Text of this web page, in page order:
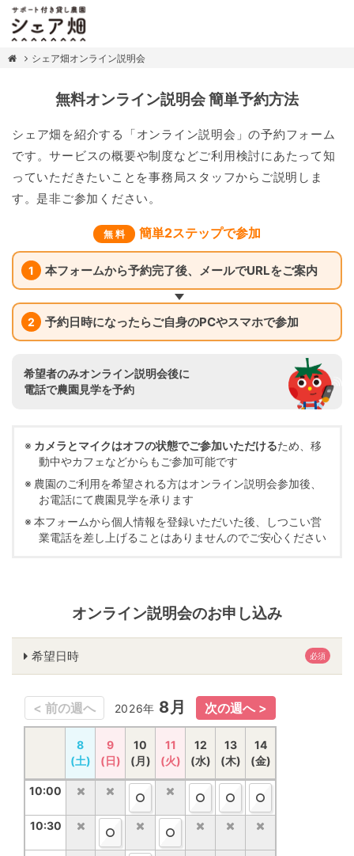
シェア畑オンライン説明会
無料オンライン説明会 簡単予約方法
シェア畑を紹介する「オンライン説明会」の予約フォーム
です。サービスの概要や制度などご利用検討にあたって知
っていただきたいことを事務局スタッフからご説明しま
す。是非ご参加ください。
無 料 簡単2ステップで参加
1 本フォームから予約完了後、メールでURLをご案内
2 予約日時になったらご自身のPCやスマホで参加
希望者のみオンライン説明会後に
電話で農園見学を予約
カメラとマイクはオフの状態でご参加いただけるため、移
動中やカフェなどからもご参加可能です
農園のご利用を希望される方はオンライン説明会参加後、
お電話にて農園見学を承ります
本フォームから個人情報を登録いただいた後、しつこい営
業電話を差し上げることはありませんのでご安心ください
オンライン説明会のお申し込み
必須
希望日時
2026年 8月
8
(土)
9
(日)
10
(月)
11
(火)
12
(水)
13
(木)
14
(金)
10:00
10:30
2026年 8月
15
(土)
16
(日)
17
(月)
18
(火)
19
(水)
20
(木)
21
(金)
10:00
10:30